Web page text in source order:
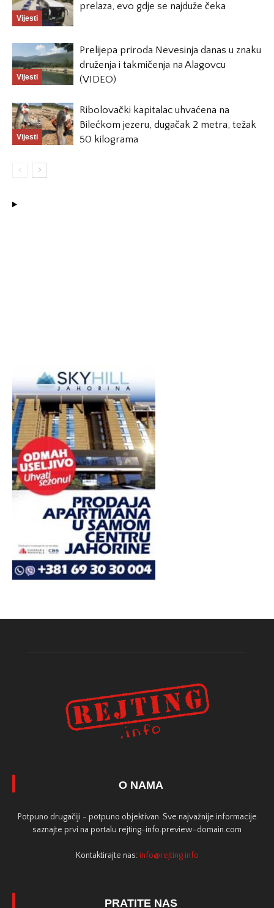
Vijesti
prelaza, evo gdje se najduže čeka
Vijesti
Prelijepa priroda Nevesinja danas u znaku
druženja i takmičenja na Alagovcu
(VIDEO)
Vijesti
Ribolovački kapitalac uhvaćena na
Bilećkom jezeru, dugačak 2 metra, težak
50 kilograma
O NAMA
Potpuno drugačiji - potpuno objektivan. Sve najvažnije informacije
saznajte prvi na portalu rejting-info.preview-domain.com
Kontaktirajte nas: info@rejting.info
PRATITE NAS